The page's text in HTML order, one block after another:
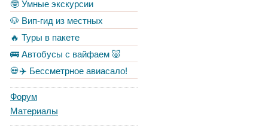
🤓 Умные экскурсии
🐶 Вип-гид из местных
🔥 Туры в пакете
🚌 Автобусы с вайфаем 🐷
💀✈️ Бессметрное авиасало!
Форум
Материалы